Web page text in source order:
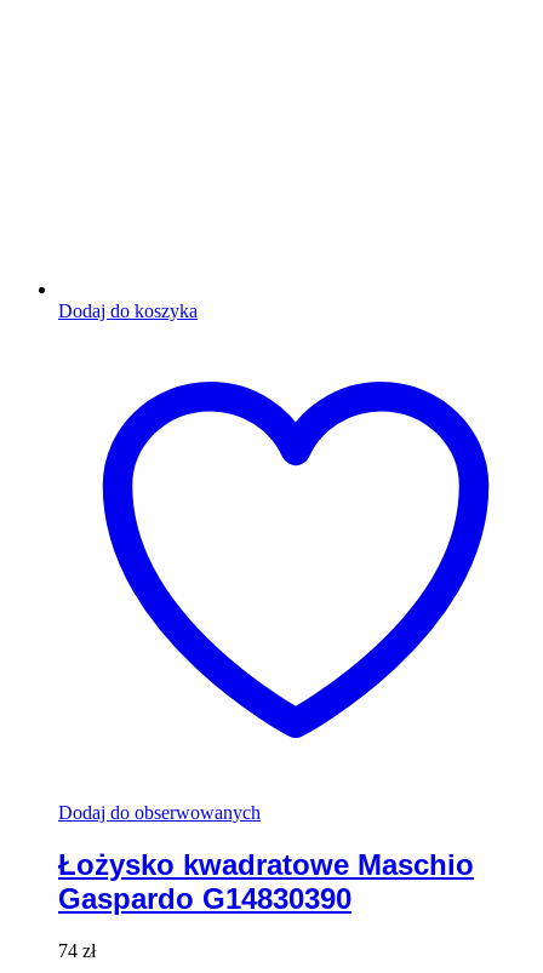
Dodaj do koszyka
Dodaj do obserwowanych
Łożysko kwadratowe Maschio
Gaspardo G14830390
74 zł